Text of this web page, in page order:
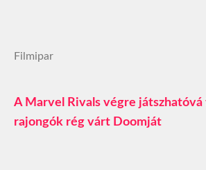
Filmipar
A Marvel Rivals végre
rajongók rég várt Doomját